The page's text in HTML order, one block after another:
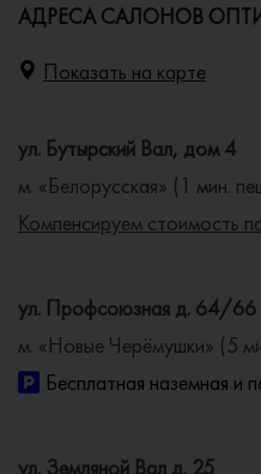
АДРЕСА САЛОНОВ
Показать на карте
ул. Бутырский Вал, дом 4
м. «Белорусская» (1 мин.
Компенсируем стоимость
ул. Профсоюзная д. 64/66
м. «Новые Черёмушки» (5
Бесплатная наземная и
ул. Земляной Вал д. 25